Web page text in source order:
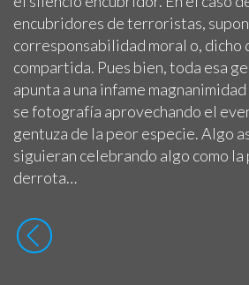
encubridores de terroristas,
corresponsabilidad moral o, dicho
compartida. Pues bien, toda esa
apunta a una infame
se fotografía aprovechando el
gentuza de la peor especie. Algo
siguieran celebrando algo como la
derrota…